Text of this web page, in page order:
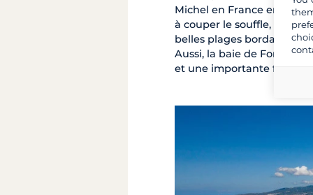
Michel en France entre
à couper le souffle, avec
belles plages bordant le
Aussi, la baie de Fort-de-
et une importante faune